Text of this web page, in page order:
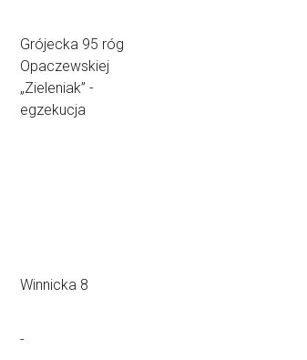
Grójecka 95 róg
Opaczewskiej
„Zieleniak” -
egzekucja
Winnicka 8
-